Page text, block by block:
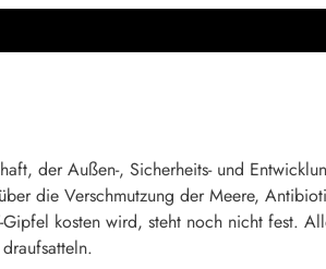
der Außen-, Sicherheits- und
die Verschmutzung der Meere,
kosten wird, steht noch nicht fest.